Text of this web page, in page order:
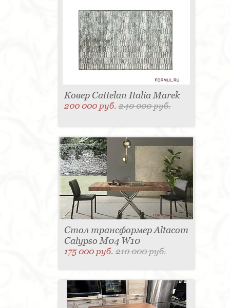
Ковер Cattelan Italia Marek
200 000 руб.240 000 руб.
Стол трансформер Altacom
Calypso M04 W10
175 000 руб.210 000 руб.